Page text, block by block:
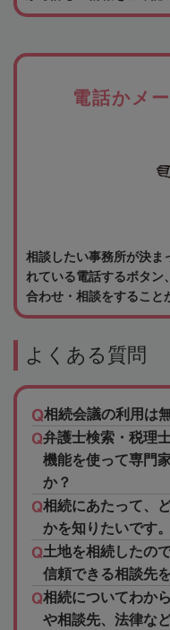
電話かメ
相談したい事務所が決ま
れている電話するボタン
合わせ・相談をすること
よくある質問
相続会議の利用は
弁護士検索・税理
機能を使って専門
か？
相続にあたって、
かを知りたいです。
土地を相続したの
信頼できる相談先
相続についてわか
や相談先、法律な